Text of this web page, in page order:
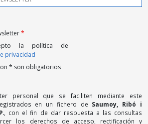
* son obligatorios
*
la política de
privacidad
personal que se faciliten mediante este
en un fichero de Saumoy, Ribó i
, con el fin de dar respuesta a las consultas
los derechos de acceso, rectificación y